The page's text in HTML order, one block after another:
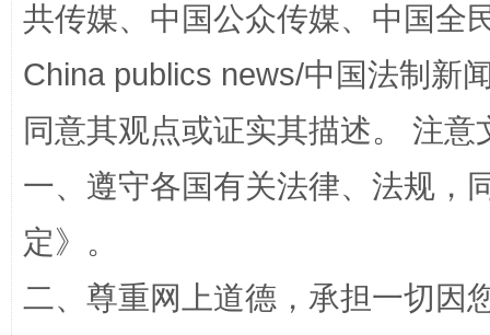
今
共传媒、中国公众传媒、中国全
China publics news/中国法制新
同意其观点或证实其描述。 注
一、遵守各国有关法律、法规，
定》。
二、尊重网上道德，承担一切因